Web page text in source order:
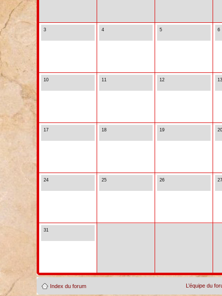
3 4 5 6
10 11 12 13
17 18 19 20
24 25 26 27
31
Index du forum L’équipe du